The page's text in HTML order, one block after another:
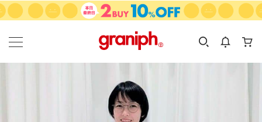
カテゴリーから探す
KIDS
カテゴリ
サイズ